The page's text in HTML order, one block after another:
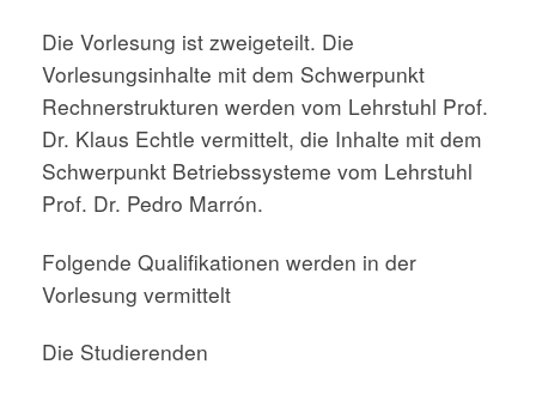
Die Vorlesung ist zweigeteilt. Die
Vorlesungsinhalte mit dem Schwerpunkt
Rechnerstrukturen werden vom Lehrstuhl Prof.
Dr. Klaus Echtle vermittelt, die Inhalte mit dem
Schwerpunkt Betriebssysteme vom Lehrstuhl
Prof. Dr. Pedro Marrón.
Folgende Qualifikationen werden in der
Vorlesung vermittelt
Die Studierenden